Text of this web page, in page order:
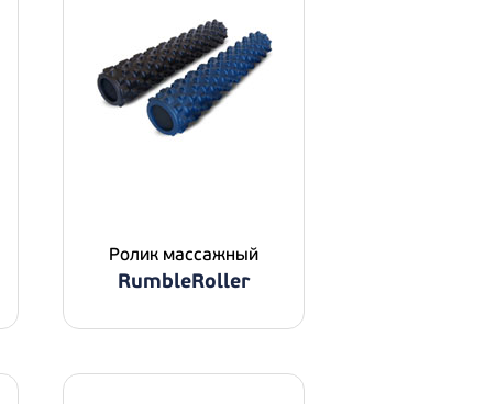
Ролик массажный
RumbleRoller